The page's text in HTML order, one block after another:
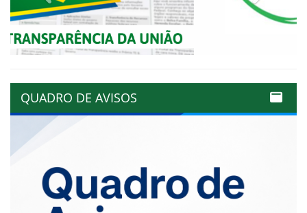
QUADRO DE AVISOS